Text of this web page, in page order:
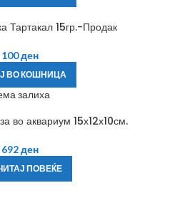
Тартакал 15гр.-Продак
100ден
ВО КОШНИЦА
залиха
во аквариум 15х12х10см.
692ден
ПОВЕЌЕ